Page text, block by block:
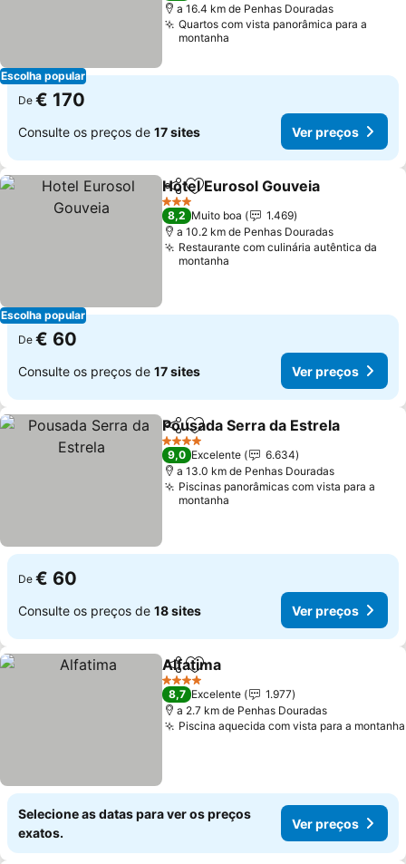
Escolha popular
a 16.4 km de Penhas Douradas
Quartos com vista panorâmica para a
montanha
De € 170
Consulte os preços de 17 sites Ver preços
Escolha popular
PartilharAdicionar aos favoritos
Hotel Eurosol Gouveia
3 Estrelas
8,2 Muito boa
1.469
a 10.2 km de Penhas Douradas
Restaurante com culinária autêntica da
montanha
De € 60
Consulte os preços de 17 sites Ver preços
PartilharAdicionar aos favoritos
Pousada Serra da Estrela
4 Estrelas
9,0 Excelente
6.634
a 13.0 km de Penhas Douradas
Piscinas panorâmicas com vista para a
montanha
De € 60
Consulte os preços de 18 sites Ver preços
PartilharAdicionar aos favoritos
Alfatima
4 Estrelas
8,7 Excelente
1.977
a 2.7 km de Penhas Douradas
Piscina aquecida com vista para a montanha
Selecione as datas para ver os preços
exatos.
Ver preços